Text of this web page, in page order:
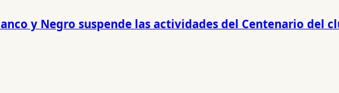
y Negro suspende las actividades del Centenario del